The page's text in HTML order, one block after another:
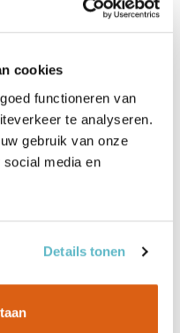
cookies
functioneren van
te analyseren.
gebruik van onze
media en
Details tonen